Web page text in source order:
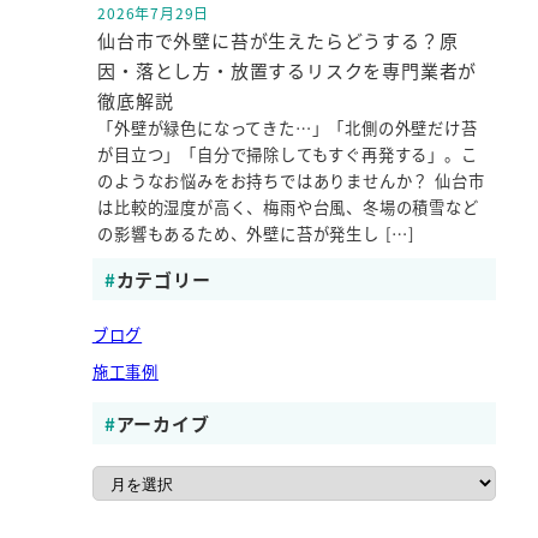
投稿日
2026年7月29日
仙台市で外壁に苔が生えたらどうする？原
因・落とし方・放置するリスクを専門業者が
徹底解説
「外壁が緑色になってきた…」「北側の外壁だけ苔
が目立つ」「自分で掃除してもすぐ再発する」。こ
のようなお悩みをお持ちではありませんか？ 仙台市
は比較的湿度が高く、梅雨や台風、冬場の積雪など
の影響もあるため、外壁に苔が発生し […]
カテゴリー
ブログ
施工事例
アーカイブ
ア
ー